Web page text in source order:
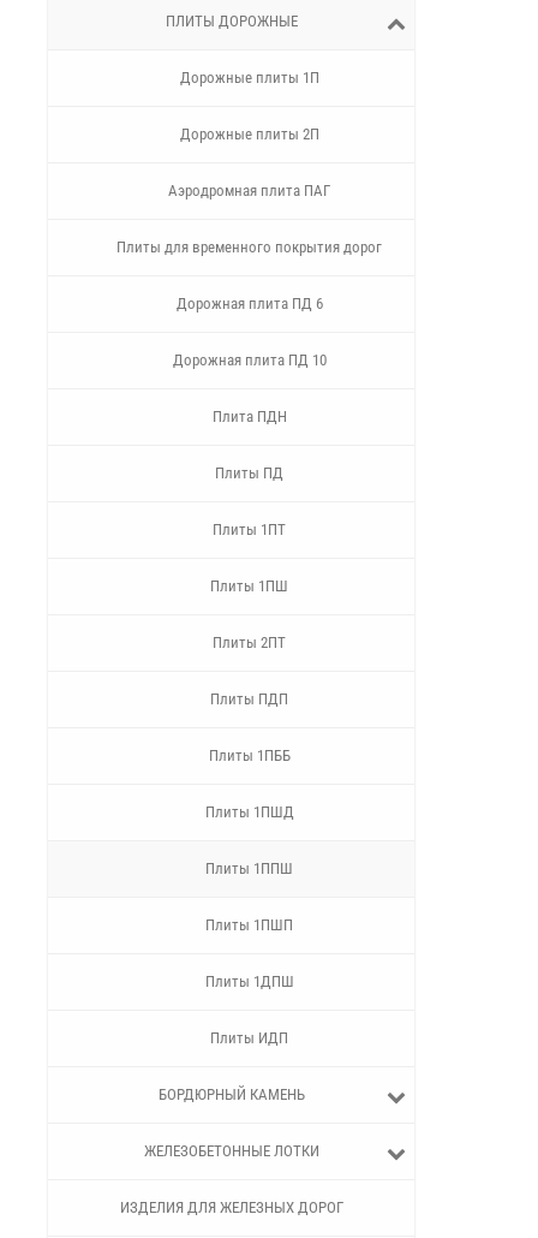
ПЛИТЫ ДОРОЖНЫЕ
Дорожные плиты 1П
Дорожные плиты 2П
Аэродромная плита ПАГ
Плиты для временного покрытия дорог
Дорожная плита ПД 6
Дорожная плита ПД 10
Плита ПДН
Плиты ПД
Плиты 1ПТ
Плиты 1ПШ
Плиты 2ПТ
Плиты ПДП
Плиты 1ПББ
Плиты 1ПШД
Плиты 1ППШ
Плиты 1ПШП
Плиты 1ДПШ
Плиты ИДП
БОРДЮРНЫЙ КАМЕНЬ
ЖЕЛЕЗОБЕТОННЫЕ ЛОТКИ
ИЗДЕЛИЯ ДЛЯ ЖЕЛЕЗНЫХ ДОРОГ